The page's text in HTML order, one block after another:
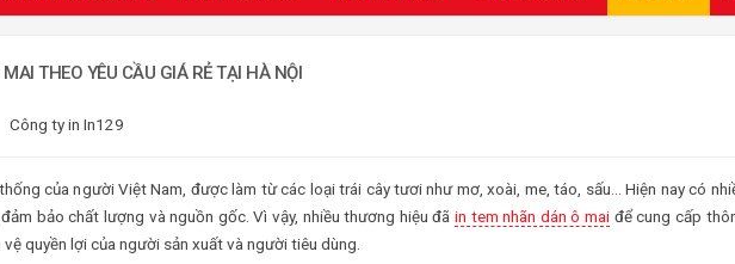
THEO YÊU CẦU GIÁ RẺ TẠI HÀ NỘI
Công ty in In129
của người Việt Nam, được làm từ các loại trái cây tươi như mơ, xoài, me, táo, sấu… Hiện nay có
bảo chất lượng và nguồn gốc. Vì vậy, nhiều thương hiệu đãin tem nhãn dán ô mai để cung cấp
quyền lợi của người sản xuất và người tiêu dùng.